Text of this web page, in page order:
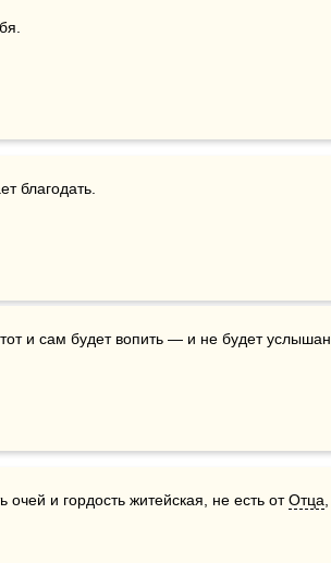
благодать.
и сам будет вопить — и не будет услышан.
очей и гордость житейская, не есть от Отца